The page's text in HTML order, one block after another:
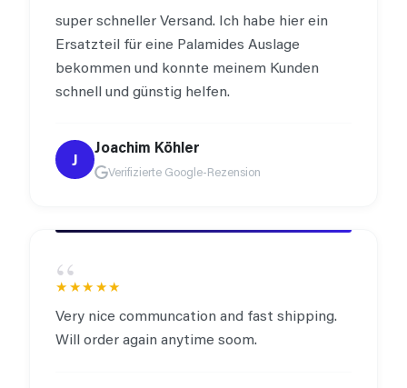
super schneller Versand. Ich habe hier ein
Ersatzteil für eine Palamides Auslage
bekommen und konnte meinem Kunden
schnell und günstig helfen.
J
Joachim Köhler
Verifizierte Google-Rezension
“
★★★★★
Very nice communcation and fast shipping.
Will order again anytime soom.